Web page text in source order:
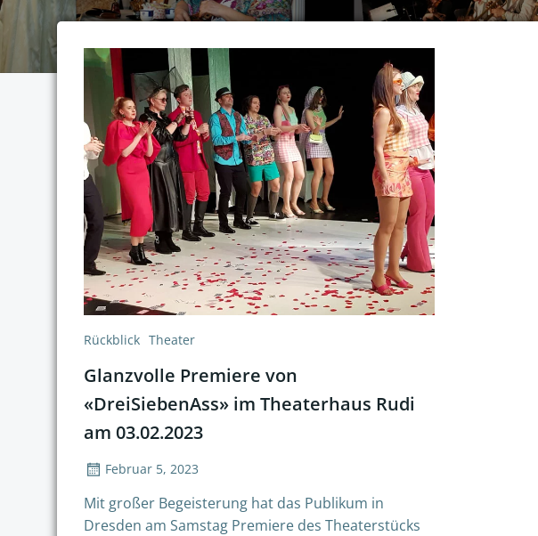
Rückblick Theater
Glanzvolle Premiere von
«DreiSiebenAss» im Theaterhaus Rudi
am 03.02.2023
Februar 5, 2023
Mit großer Begeisterung hat das Publikum in
Dresden am Samstag Premiere des Theaterstücks